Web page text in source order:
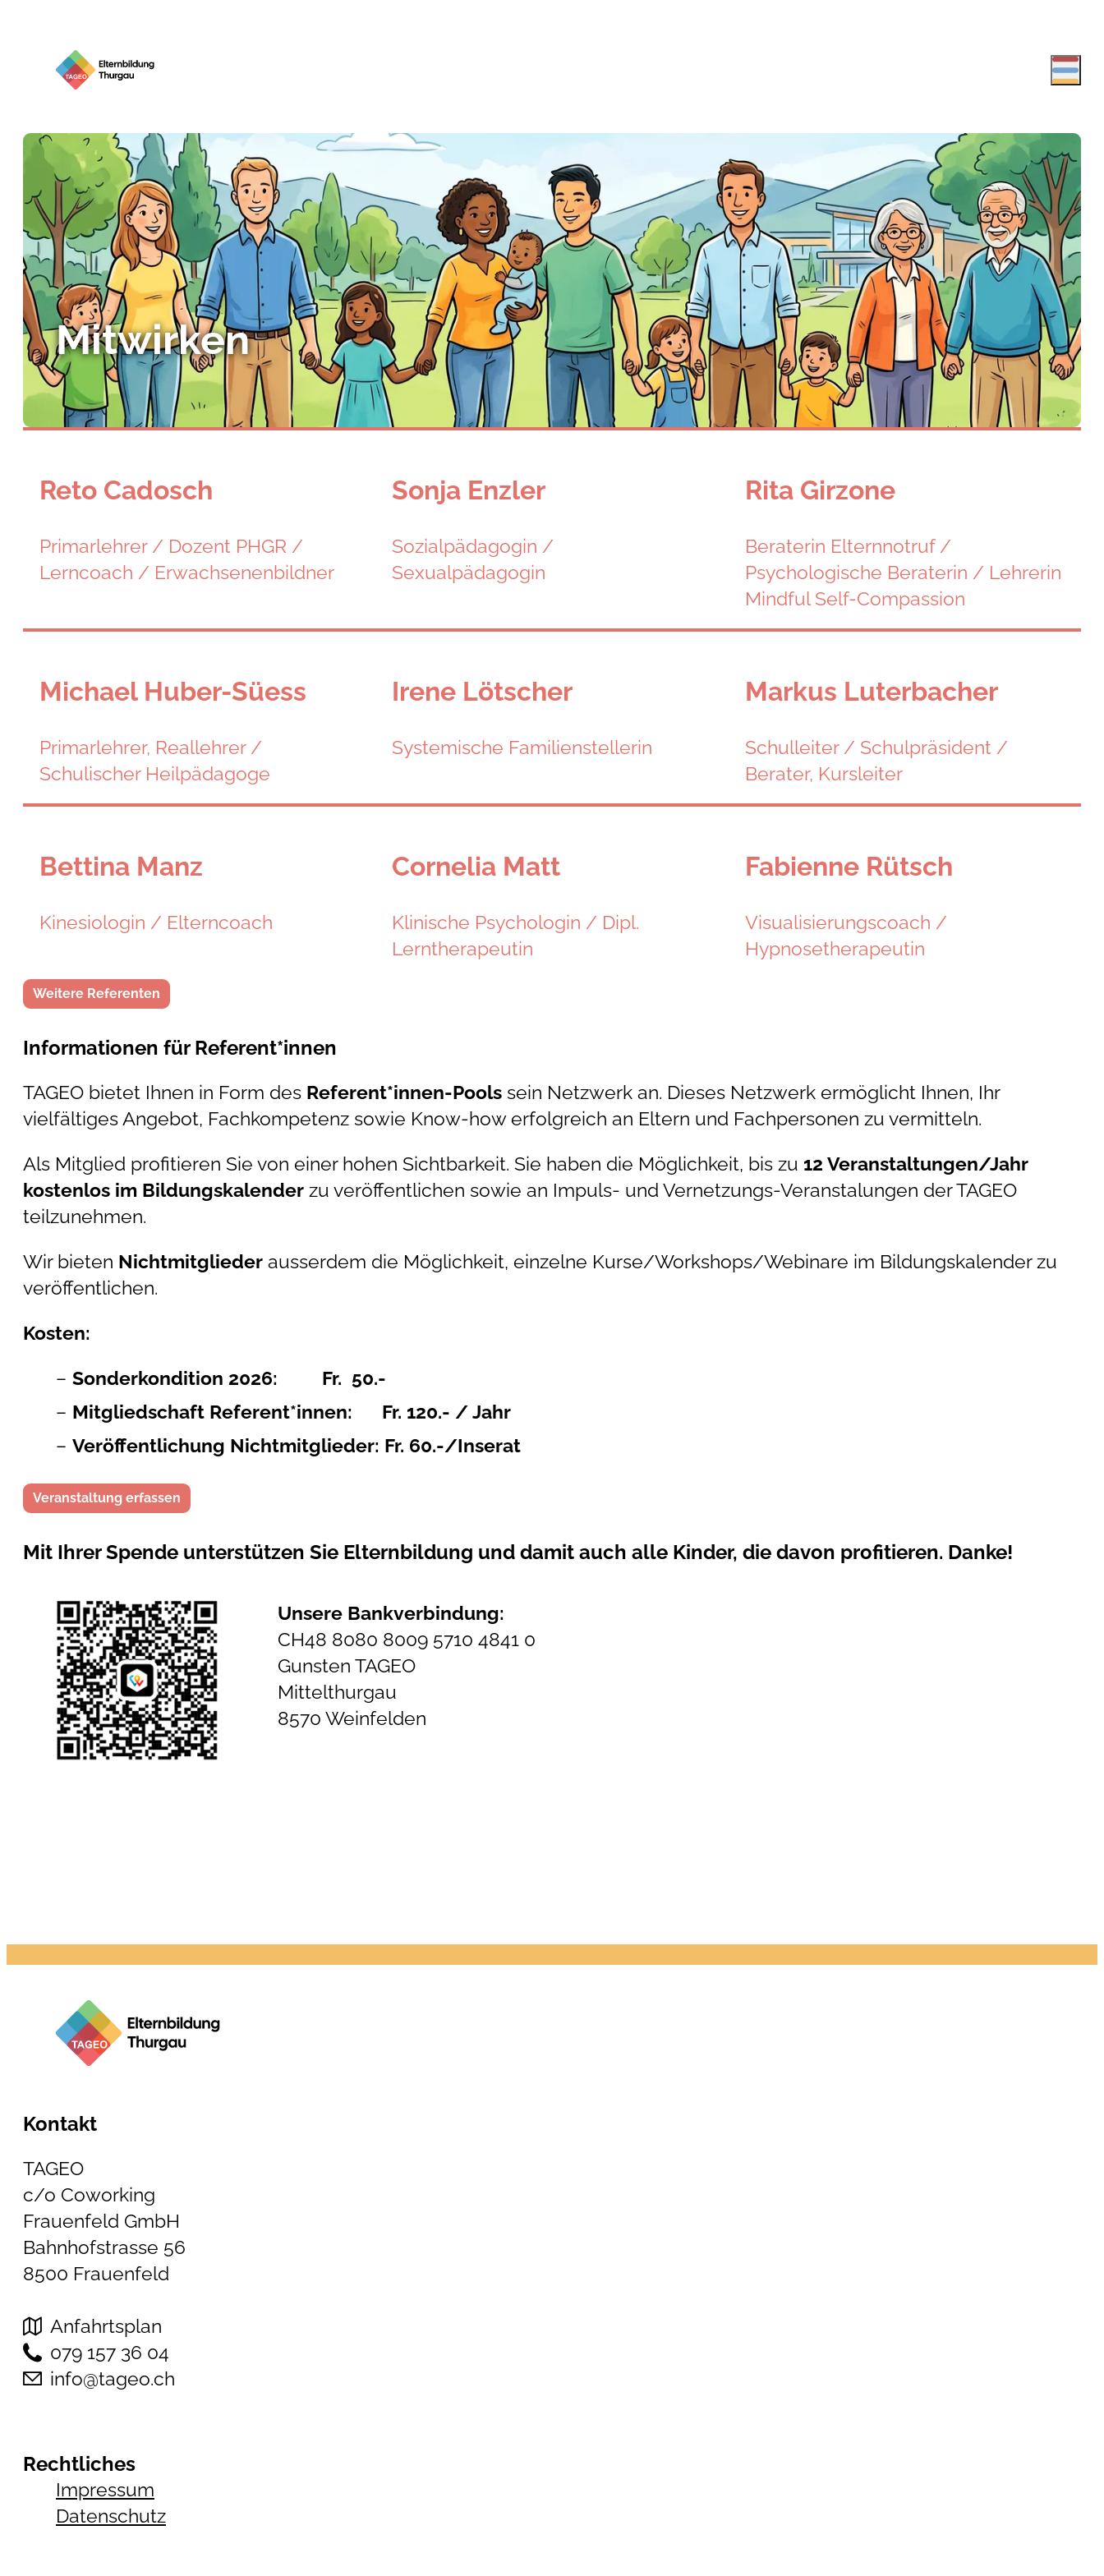
Mitwirken
Reto Cadosch
Primarlehrer / Dozent PHGR /
Lerncoach / Erwachsenenbildner
Sonja Enzler
Sozialpädagogin /
Sexualpädagogin
Rita Girzone
Beraterin Elternnotruf /
Psychologische Beraterin / Lehrerin
Mindful Self-Compassion
Michael Huber-Süess
Primarlehrer, Reallehrer /
Schulischer Heilpädagoge
Irene Lötscher
Systemische Familienstellerin
Markus Luterbacher
Schulleiter / Schulpräsident /
Berater, Kursleiter
Bettina Manz
Kinesiologin / Elterncoach
Cornelia Matt
Klinische Psychologin / Dipl.
Lerntherapeutin
Fabienne Rütsch
Visualisierungscoach /
Hypnosetherapeutin
Weitere Referenten
Informationen für Referent*innen
TAGEO bietet Ihnen in Form des Referent*innen-Pools sein Netzwerk an. Dieses Netzwerk ermöglicht Ihnen, Ihr
vielfältiges Angebot, Fachkompetenz sowie Know-how erfolgreich an Eltern und Fachpersonen zu vermitteln.
Als Mitglied profitieren Sie von einer hohen Sichtbarkeit. Sie haben die Möglichkeit, bis zu 12 Veranstaltungen/Jahr
kostenlos im Bildungskalender zu veröffentlichen sowie an Impuls- und Vernetzungs-Veranstalungen der TAGEO
teilzunehmen.
Wir bieten Nichtmitglieder ausserdem die Möglichkeit, einzelne Kurse/Workshops/Webinare im Bildungskalender zu
veröffentlichen.
Kosten:
Sonderkondition 2026: Fr. 50.-
Mitgliedschaft Referent*innen: Fr. 120.- / Jahr
Veröffentlichung Nichtmitglieder: Fr. 60.-/Inserat
Veranstaltung erfassen
Mit Ihrer Spende unterstützen Sie Elternbildung und damit auch alle Kinder, die davon profitieren. Danke!
Unsere Bankverbindung:
CH48 8080 8009 5710 4841 0
Gunsten TAGEO
Mittelthurgau
8570 Weinfelden
Kontakt
TAGEO
c/o Coworking
Frauenfeld GmbH
Bahnhofstrasse 56
8500 Frauenfeld
Anfahrtsplan
079 157 36 04
info@tageo.ch
Rechtliches
Impressum
Datenschutz